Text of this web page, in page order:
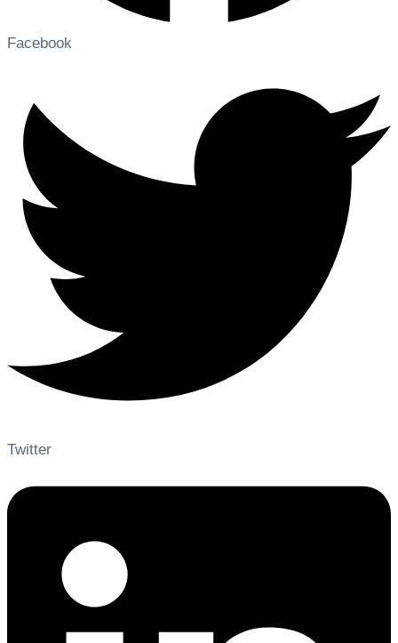
Facebook
Twitter